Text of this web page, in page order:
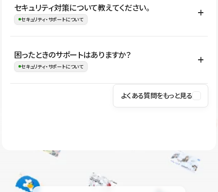
はい。CMSやコンポーネントを活用して更新範囲を設計しておく
ことで、デザインを崩しにくい状態で運用できます。 さらにコン
ながらレイアウトに影響を与えずに更新作業を進めやすくなりま
す。
セキュリティ対策について教えてください。
セキュリティ・サポートについて
Studioでは、公開サイトやサービスを安全に利用できるよう、通信
の暗号化、データ保護、アクセス管理、脆弱性対策など、複数の観
はSSL/TLSによる通信暗号化に対応しており、悪質なスクリプトの
困ったときのサポートはありますか？
セキュリティ・サポートについて
操作方法や機能については、ヘルプセンターでご確認いただけま
ユーザー同士で質問・相談できるコミュニティもご利用ください。
よくある質問をもっと見る